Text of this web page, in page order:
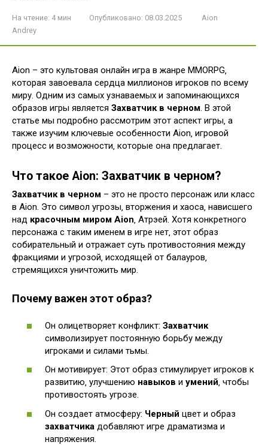
На чтение: 4 мин Опубликовано: 08.03.2025
Aion
Andrey
Aion – это культовая онлайн игра в жанре MMORPG‚
которая завоевала сердца миллионов игроков по всему
миру. Одним из самых узнаваемых и запоминающихся
образов игры является Захватчик в черном. В этой
статье мы подробно рассмотрим этот аспект игры‚ а
также изучим ключевые особенности Aion‚ игровой
процесс и возможности‚ которые она предлагает.
Что такое Aion: Захватчик в черном?
Захватчик в черном – это не просто персонаж или класс
в Aion. Это символ угрозы‚ вторжения и хаоса‚ нависшего
над красочным миром Aion‚ Атрэей. Хотя конкретного
персонажа с таким именем в игре нет‚ этот образ
собирательный и отражает суть противостояния между
фракциями и угрозой‚ исходящей от балауров‚
стремящихся уничтожить мир.
Почему важен этот образ?
Он олицетворяет конфликт: Захватчик
символизирует постоянную борьбу между
игроками и силами тьмы.
Он мотивирует: Этот образ стимулирует игроков к
развитию‚ улучшению навыков и умений‚ чтобы
противостоять угрозе.
Он создает атмосферу: Черный цвет и образ
захватчика добавляют игре драматизма и
напряжения.